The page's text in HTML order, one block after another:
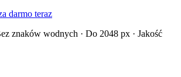
darmo teraz
znaków wodnych · Do 2048 px · Jakość